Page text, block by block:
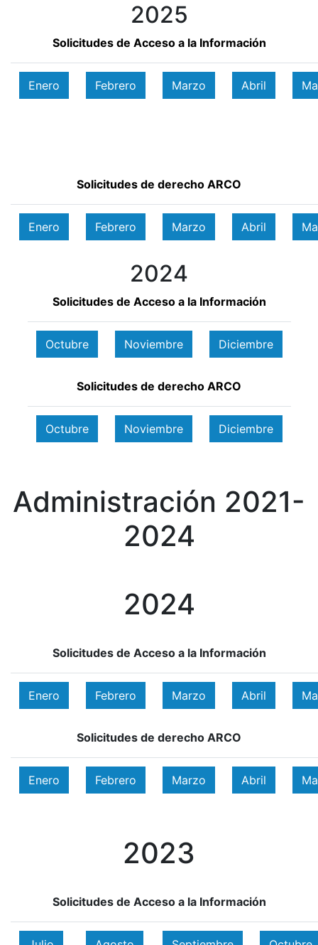
2025
Solicitudes de Acceso a la Información
Enero Febrero Marzo Abril
Solicitudes de derecho ARCO
Enero Febrero Marzo Abril
2024
Solicitudes de Acceso a la Información
Octubre Noviembre Diciembre
Solicitudes de derecho ARCO
Octubre Noviembre Diciembre
Administración 2021-
2024
2024
Solicitudes de Acceso a la Información
Enero Febrero Marzo Abril
Solicitudes de derecho ARCO
Enero Febrero Marzo Abril
2023
Solicitudes de Acceso a la Información